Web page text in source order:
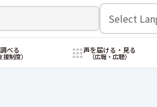
べる
援制度）
声を届ける・見る
（広報・広聴）